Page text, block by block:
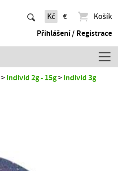
Kč €
Košík
Přihlášení / Registrace
Individ 2g - 15g
Individ 3g